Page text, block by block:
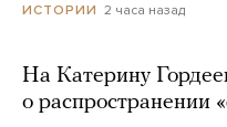
ИСТОРИИ 2 часа назад
На Катерину
о распространении